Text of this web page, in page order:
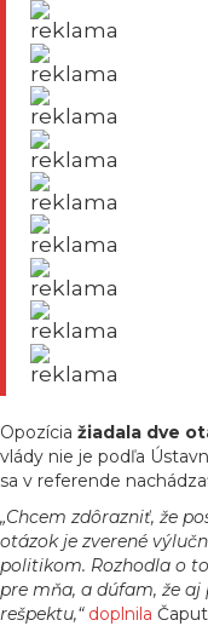
reklama
reklama
reklama
reklama
reklama
reklama
reklama
reklama
reklama
Opozícia žiadala dve
vlády nie je podľa
sa v referende
„Chcem zdôrazniť, že
otázok je zverené
politikom. Rozhodla o
pre mňa, a dúfam, že
rešpektu,“ doplnila